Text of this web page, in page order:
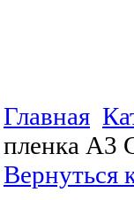
Главная
пленка А3
Вернуться